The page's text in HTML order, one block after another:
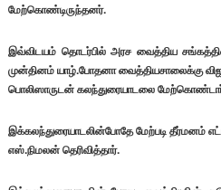
மேற்கொண்டிருந்தனர்.
இவ்விடயம் தொடர்பில் அரச வைத்திய
முன்தினம் யாழ்.போதனா வைத்தியசாலைக்கு
பொலிஸாருடன் கலந்துரையாடலை
இக்கலந்துரையாடலின்போதே மேற்படி தீர்மனம்
எஸ்.நிமலன் தெரிவித்தார்.